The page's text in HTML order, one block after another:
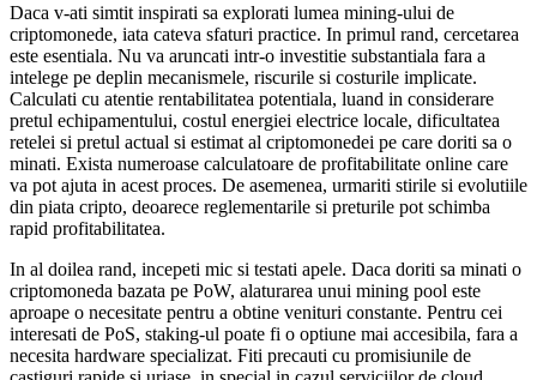
Daca v-ati simtit inspirati sa explorati lumea mining-ului de
criptomonede, iata cateva sfaturi practice. In primul rand, cercetarea
este esentiala. Nu va aruncati intr-o investitie substantiala fara a
intelege pe deplin mecanismele, riscurile si costurile implicate.
Calculati cu atentie rentabilitatea potentiala, luand in considerare
pretul echipamentului, costul energiei electrice locale, dificultatea
retelei si pretul actual si estimat al criptomonedei pe care doriti sa o
minati. Exista numeroase calculatoare de profitabilitate online care
va pot ajuta in acest proces. De asemenea, urmariti stirile si evolutiile
din piata cripto, deoarece reglementarile si preturile pot schimba
rapid profitabilitatea.
In al doilea rand, incepeti mic si testati apele. Daca doriti sa minati o
criptomoneda bazata pe PoW, alaturarea unui mining pool este
aproape o necesitate pentru a obtine venituri constante. Pentru cei
interesati de PoS, staking-ul poate fi o optiune mai accesibila, fara a
necesita hardware specializat. Fiti precauti cu promisiunile de